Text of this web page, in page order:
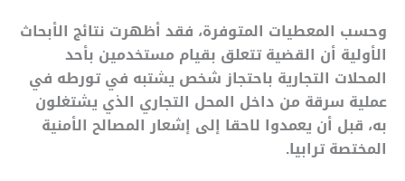
وحسب المعطيات المتوفرة، فقد أظهرت نتائج الأبحاث
الأولية أن القضية تتعلق بقيام مستخدمين بأحد
المحلات التجارية باحتجاز شخص يشتبه في تورطه في
عملية سرقة من داخل المحل التجاري الذي يشتغلون
به، قبل أن يعمدوا لاحقا إلى إشعار المصالح الأمنية
المختصة ترابيا.